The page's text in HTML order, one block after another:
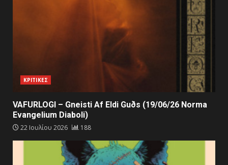
ΚΡΙΤΙΚΕΣ
VAFURLOGI – Gneisti Af Eldi Guðs (19/06/26 Norma
Evangelium Diaboli)
22 Ιουλίου 2026 188